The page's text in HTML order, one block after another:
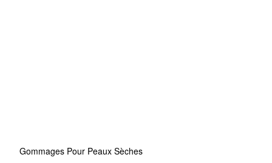
Gommages Pour Peaux Sèches